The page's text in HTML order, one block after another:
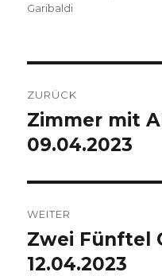
Garibaldi
ZURÜCK
Vorheriger
Beitrag:
Zimmer mit
09.04.2023
WEITER
Nächster
Beitrag:
Zwei Fünftel
12.04.2023